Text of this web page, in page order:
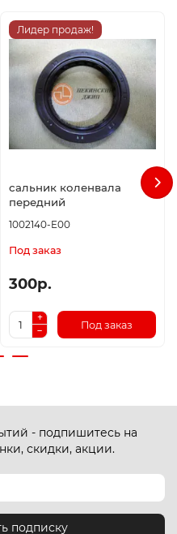
Лидер продаж!
сальник коленвала
передний
1002140-E00
Под заказ
300р.
Под заказ
- подпишитесь на
скидки, акции.
подписку